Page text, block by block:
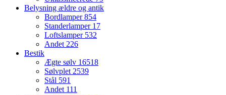
Belysning ældre og antik
Bordlamper854
Standerlamper 17
Loftslamper 532
Andet 226
Bestik
Ægte sølv 16518
Sølvplet 2539
Stål 591
Andet 111